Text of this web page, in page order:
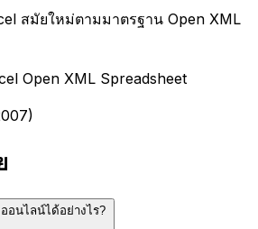
สมัยใหม่ตามมาตรฐาน Open XML
Open XML Spreadsheet
อนไลน์ได้อย่างไร?